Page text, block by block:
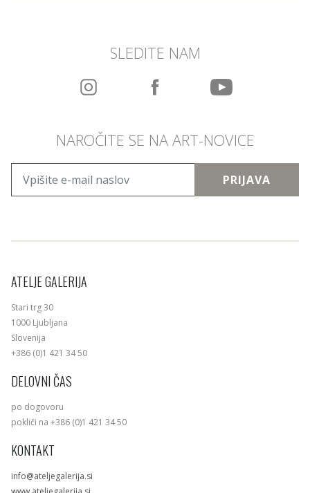
SLEDITE NAM
NAROČITE SE NA ART-NOVICE
PRIJAVA
ATELJE GALERIJA
Stari trg 30
1000 Ljubljana
Slovenija
+386 (0)1 421 34 50
DELOVNI ČAS
po dogovoru
pokliči na +386 (0)1 421 34 50
KONTAKT
info@ateljegalerija.si